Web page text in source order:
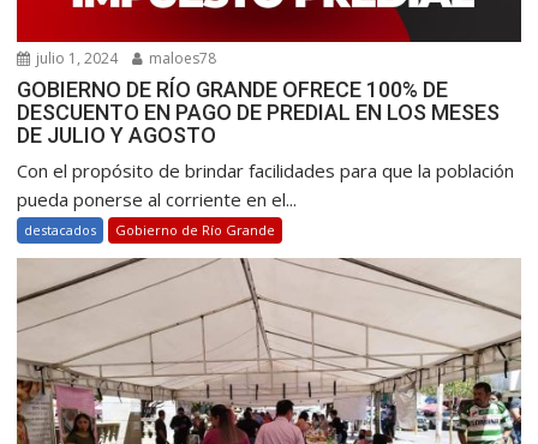
julio 1, 2024 maloes78
GOBIERNO DE RÍO GRANDE OFRECE 100% DE
DESCUENTO EN PAGO DE PREDIAL EN LOS MESES
DE JULIO Y AGOSTO
Con el propósito de brindar facilidades para que la población
pueda ponerse al corriente en el...
destacados Gobierno de Río Grande